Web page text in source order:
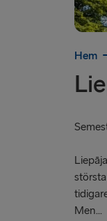
Hem
Men...